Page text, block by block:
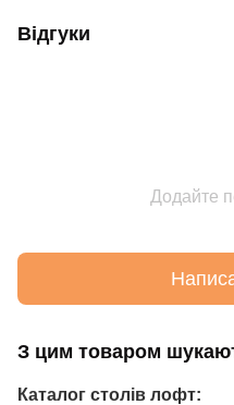
Відгуки
Додайте
З цим товаром
Каталог столів лофт: